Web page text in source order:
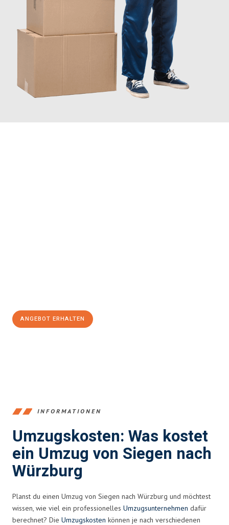
ANGEBOT ERHALTEN
INFORMATIONEN
Umzugskosten: Was kostet
ein Umzug von Siegen nach
Würzburg
Planst du einen Umzug von Siegen nach Würzburg und möchtest
wissen, wie viel ein professionelles Umzugsunternehmen dafür
berechnet? Die Umzugskosten können je nach verschiedenen